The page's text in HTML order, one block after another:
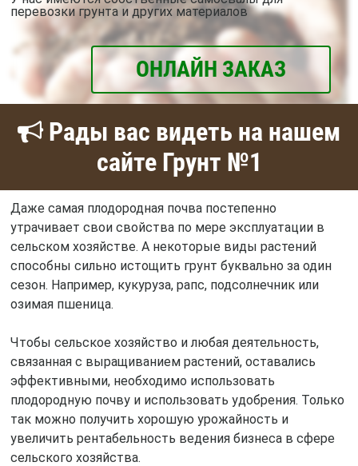
перевозки грунта и других материалов
ОНЛАЙН ЗАКАЗ
Рады вас видеть на нашем
сайте Грунт №1
Даже самая плодородная почва постепенно
утрачивает свои свойства по мере эксплуатации в
сельском хозяйстве. А некоторые виды растений
способны сильно истощить грунт буквально за один
сезон. Например, кукуруза, рапс, подсолнечник или
озимая пшеница.
Чтобы сельское хозяйство и любая деятельность,
связанная с выращиванием растений, оставались
эффективными, необходимо использовать
плодородную почву и использовать удобрения. Только
так можно получить хорошую урожайность и
увеличить рентабельность ведения бизнеса в сфере
сельского хозяйства.